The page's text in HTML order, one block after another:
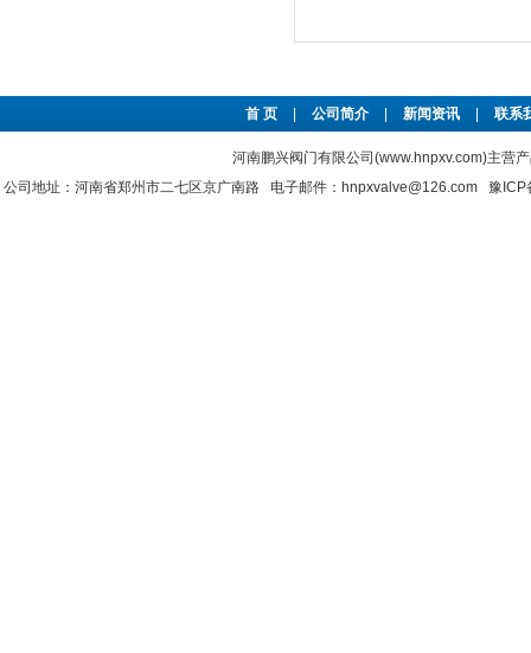
首 页 公司简介 新闻资讯 联系
河南鹏兴阀门有限公司(www.hnpxv.com)主营
公司地址：河南省郑州市二七区京广南路 电子邮件：hnpxvalve@126.com 豫ICP